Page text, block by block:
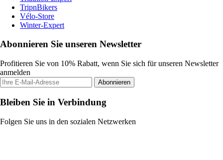
TripnBikers
Vélo-Store
Winter-Expert
Abonnieren Sie unseren Newsletter
Profitieren Sie von 10% Rabatt, wenn Sie sich für unseren Newsletter
anmelden
Abonnieren
Bleiben Sie in Verbindung
Folgen Sie uns in den sozialen Netzwerken